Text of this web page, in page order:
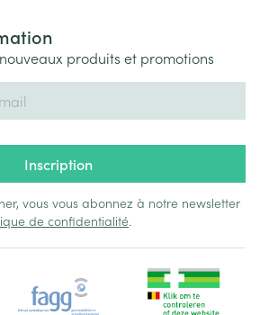
produits et promotions
Inscription
vous vous abonnez à notre newsletter
de confidentialité.